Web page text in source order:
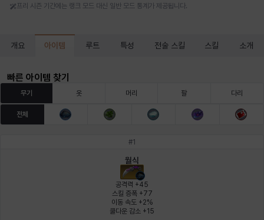
아야 아이솔 아이작 알렉스 알론소 얀
유스티나 유키
프리 시즌 기간에는 랭크 모드 대신 일반 모드 통계가 제공됩니다.
개요 아이템 루트 특성 전술 스킬 스킬 소개
빠른 아이템 찾기
무기 옷 머리 팔 다리
전체
#1
월식
공격력 +45
스킬 증폭 +77
이동 속도 +2%
쿨다운 감소 +15